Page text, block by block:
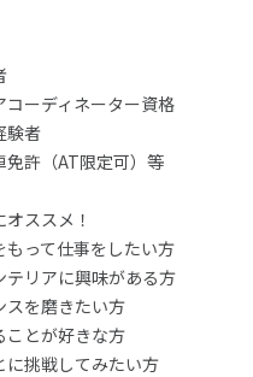
コーディネーター資格
験者
免許（AT限定可）等
ススメ！
もって仕事をしたい方
テリアに興味がある方
スを磨きたい方
ことが好きな方
に挑戦してみたい方